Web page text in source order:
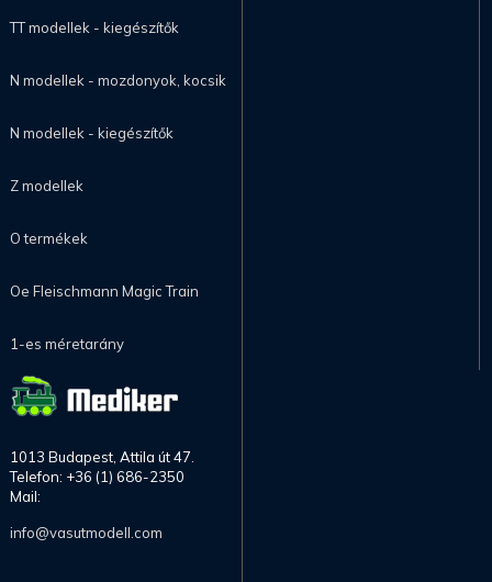
TT modellek - kiegészítők
N modellek - mozdonyok, kocsik
N modellek - kiegészítők
Z modellek
O termékek
Oe Fleischmann Magic Train
1-es méretarány
1013 Budapest, Attila út 47.
Telefon: +36 (1) 686-2350
Mail:
info@vasutmodell.com